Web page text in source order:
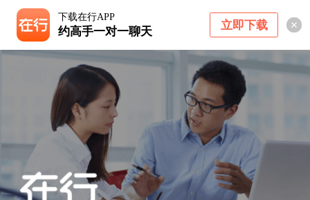
下载在行APP
约高手一对一聊天 立即下载